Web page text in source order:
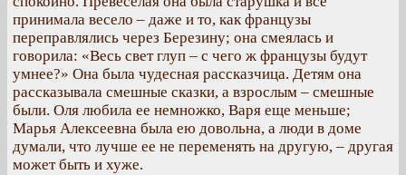
принимала весело – даже и то, как французы
переправлялись через Березину; она смеялась и
говорила: «Весь свет глуп – с чего ж французы будут
умнее?» Она была чудесная рассказчица. Детям она
рассказывала смешные сказки, а взрослым – смешные
были. Оля любила ее немножко, Варя еще меньше;
Марья Алексеевна была ею довольна, а люди в доме
думали, что лучше ее не переменять на другую, – другая
может быть и хуже.